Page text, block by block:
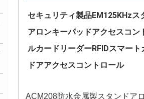
セキュリティ製品EM125KHzス
アロンキーパッドアクセスコン
ルカードリーダーRFIDスマート
ドアアクセスコントロール
ACM208防水金属製スタンドア